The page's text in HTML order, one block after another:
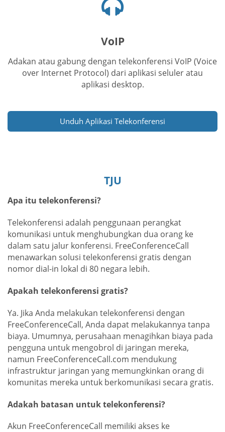
headset
VoIP
Adakan atau gabung dengan telekonferensi VoIP (Voice
over Internet Protocol) dari aplikasi seluler atau
aplikasi desktop.
Unduh Aplikasi Telekonferensi
TJU
Apa itu telekonferensi?
Telekonferensi adalah penggunaan perangkat
komunikasi untuk menghubungkan dua orang ke
dalam satu jalur konferensi. FreeConferenceCall
menawarkan solusi telekonferensi gratis dengan
nomor dial-in lokal di 80 negara lebih.
Apakah telekonferensi gratis?
Ya. Jika Anda melakukan telekonferensi dengan
FreeConferenceCall, Anda dapat melakukannya tanpa
biaya. Umumnya, perusahaan menagihkan biaya pada
pengguna untuk mengobrol di jaringan mereka,
namun FreeConferenceCall.com mendukung
infrastruktur jaringan yang memungkinkan orang di
komunitas mereka untuk berkomunikasi secara gratis.
Adakah batasan untuk telekonferensi?
Akun FreeConferenceCall memiliki akses ke